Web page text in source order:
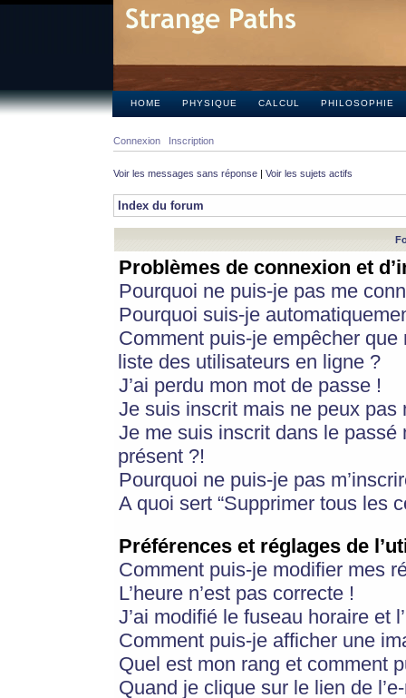
HOME PHYSIQUE CALCUL PHILOSOPHIE
Connexion Inscription
Voir les messages sans réponse | Voir les sujets actifs
Index du forum
Problèmes de connexion et
Pourquoi ne puis-je pas me
Pourquoi suis-je
Comment puis-je empêcher
liste des utilisateurs en ligne ?
J’ai perdu mon mot de passe !
Je suis inscrit mais ne peux pas
Je me suis inscrit dans le
présent ?!
Pourquoi ne puis-je pas
A quoi sert “Supprimer tous les
Préférences et réglages de
Comment puis-je modifier mes
L’heure n’est pas correcte !
J’ai modifié le fuseau horaire et
Comment puis-je afficher une
Quel est mon rang et comment
Quand je clique sur le lien de